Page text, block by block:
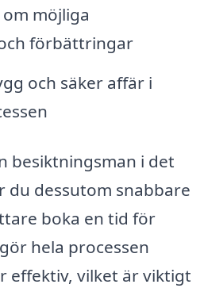
möjliga
förbättringar
och säker affär i
besiktningsman i det
du dessutom snabbare
boka en tid för
hela processen
effektiv, vilket är viktigt